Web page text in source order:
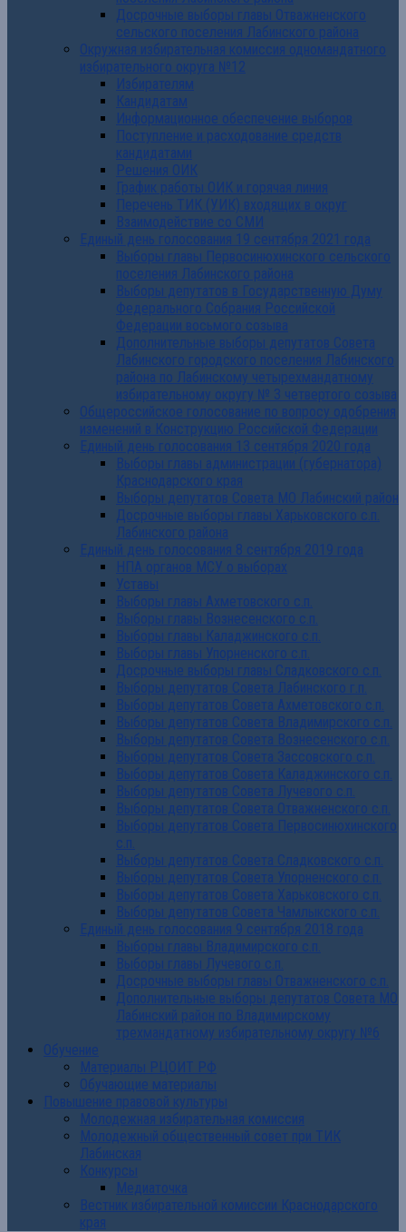
Досрочные выборы главы Отважненского
сельского поселения Лабинского района
Окружная избирательная комиссия одномандатного
избирательного округа №12
Избирателям
Кандидатам
Информационное обеспечение выборов
Поступление и расходование средств
кандидатами
Решения ОИК
График работы ОИК и горячая линия
Перечень ТИК (УИК) входящих в округ
Взаимодействие со СМИ
Единый день голосования 19 сентября 2021 года
Выборы главы Первосинюхинского сельского
поселения Лабинского района
Выборы депутатов в Государственную Думу
Федерального Собрания Российской
Федерации восьмого созыва
Дополнительные выборы депутатов Совета
Лабинского городского поселения Лабинского
района по Лабинскому четырехмандатному
избирательному округу № 3 четвертого созыва
Общероссийское голосование по вопросу одобрения
изменений в Конструкцию Российской Федерации
Единый день голосования 13 сентября 2020 года
Выборы главы администрации (губернатора)
Краснодарского края
Выборы депутатов Совета МО Лабинский район
Досрочные выборы главы Харьковского с.п.
Лабинского района
Единый день голосования 8 сентября 2019 года
НПА органов МСУ о выборах
Уставы
Выборы главы Ахметовского с.п.
Выборы главы Вознесенского с.п.
Выборы главы Каладжинского с.п.
Выборы главы Упорненского с.п.
Досрочные выборы главы Сладковского с.п.
Выборы депутатов Совета Лабинского г.п.
Выборы депутатов Совета Ахметовского с.п.
Выборы депутатов Совета Владимирского с.п.
Выборы депутатов Совета Вознесенского с.п.
Выборы депутатов Совета Зассовского с.п.
Выборы депутатов Совета Каладжинского с.п.
Выборы депутатов Совета Лучевого с.п.
Выборы депутатов Совета Отважненского с.п.
Выборы депутатов Совета Первосинюхинского
с.п.
Выборы депутатов Совета Сладковского с.п.
Выборы депутатов Совета Упорненского с.п.
Выборы депутатов Совета Харьковского с.п.
Выборы депутатов Совета Чамлыкского с.п.
Единый день голосования 9 сентября 2018 года
Выборы главы Владимирского с.п.
Выборы главы Лучевого с.п.
Досрочные выборы главы Отважненского с.п.
Дополнительные выборы депутатов Совета МО
Лабинский район по Владимирскому
трехмандатному избирательному округу №6
Обучение
Материалы РЦОИТ РФ
Обучающие материалы
Повышение правовой культуры
Молодежная избирательная комиссия
Молодежный общественный совет при ТИК
Лабинская
Конкурсы
Медиаточка
Вестник избирательной комиссии Краснодарского
края